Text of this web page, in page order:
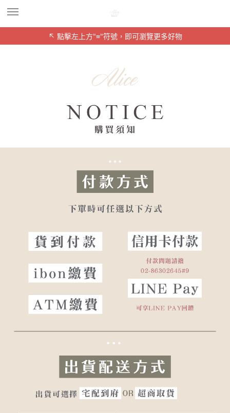
↖ 點擊左上方"≡"符號，即可瀏覽更多好物